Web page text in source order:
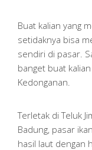
Buat kalian yang
setidaknya bisa
sendiri di pasar.
banget buat
Kedonganan.
Terletak di Teluk
Badung, pasar
hasil laut dengan